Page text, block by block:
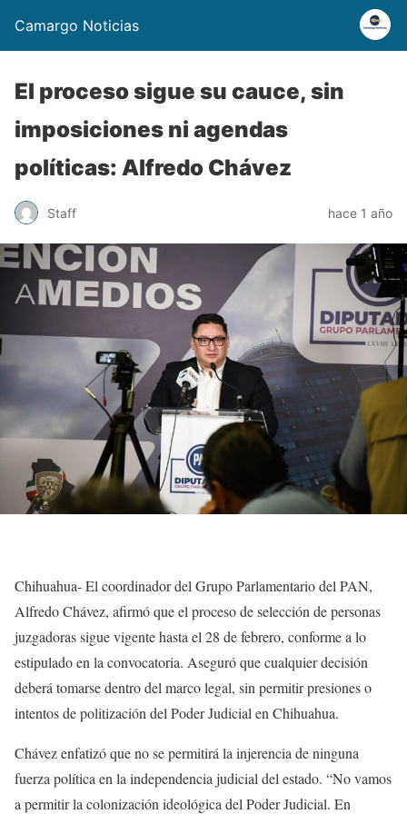
Camargo Noticias
El proceso sigue su cauce, sin
imposiciones ni agendas
políticas: Alfredo Chávez
Staff hace 1 año
Chihuahua- El coordinador del Grupo Parlamentario del PAN,
Alfredo Chávez, afirmó que el proceso de selección de personas
juzgadoras sigue vigente hasta el 28 de febrero, conforme a lo
estipulado en la convocatoria. Aseguró que cualquier decisión
deberá tomarse dentro del marco legal, sin permitir presiones o
intentos de politización del Poder Judicial en Chihuahua.
Chávez enfatizó que no se permitirá la injerencia de ninguna
fuerza política en la independencia judicial del estado. “No vamos
a permitir la colonización ideológica del Poder Judicial. En